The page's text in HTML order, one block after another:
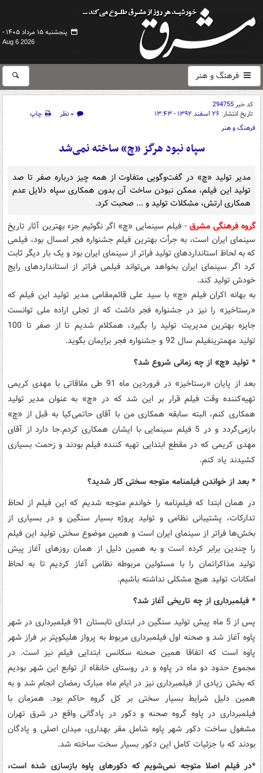
پنجشنبه ۱۵ مرداد ۱۴۰۵ -
Aug 6 2026
فرهنگ و هنر
کد خبر294755
تاریخ انتشار: ۲۶ اسفند ۱۳۹۲ - ۱۳:۴۳ ۰ نظر
چاپ
فرهنگ و هنر
سپاه نبود هرگز «چ» ساخته نمی‌شد
مدیر تولید «چ» در گفت‌وگویی متفاوت از همه چیز درباره صفر تا صد
تولید این فیلم، ممکن نبودن ساخت آن بدون همکاری سپاه دلایل عدم
همکاری ارتش، مشکلات تولید و ... صحبت کرد.
گروه فرهنگی مشرق - فیلم سینمایی‌ «چ» اگر نگوئیم جزء بهترین آثار تاریخ
سینمای ایران است، به جرأت بهترین فیلم جشنواره فجر امسال بود، فیلمی
که به لحاظ استانداردهای تولید فراتر از سینمای ایران بود و یک بار دیگر ثابت
کرد اگر سینمای ایران بخواهد می‌تواند فیلمی فراتر از استانداردهای رایج
خودش تولید کند.
به بهانه اکران فیلم «چ» با سید علی قائم‌مقامی مدیر تولید این فیلم که
«رستاخیز» را نیز در جشنواره فجر داشت که از تجلی اراده ملی توانست
جایزه بهترین مدیریت تولید را بگیرد، همکلام شدیم تا از صفر تا 100
تولید مهمترینفیلم سال 92 و جشنواره فجر برایمان بگوید.
* تولید «چ» از چه زمانی شروع شد؟
بعد از پایان «رستاخیز» در فروردین ماه 91 طی ملاقاتی با مهدی کریمی
تهیه‌کننده وقت فیلم قرار بر این شد که در «چ» به عنوان مدیر تولید
همکاری کنم، البته سابقه همکاری من با آقای حاتمی‌کیا به قبل از «چ»
بازمی‌گردد و در 5 فیلم سینمایی با ایشان همکاری کردم.جا دارد از آقای
مهدی کریمی که در مقطع ابتدایی تهیه کننده فیلم بودند و زحمت بسیاری
کشیدند یاد کنم.
* بعد از خواندن فیلمنامه متوجه سختی کار شدید؟
در همان ابتدا که فیلم‌نامه را خواندم متوجه شدیم که این فیلم از لحاظ
تدارکات، پشتیبانی نظامی و تولید پروژه بسیار سنگین و در بسیاری از
بخش‌ها فراتر از سینمای ایران است و همین موضوع سختی تولید این فیلم
را چندین برابر کرده است و به همین دلیل از همان روزهای آغاز پیش
تولید مذاکراتمان را با مسئولین مربوطه نظامی آغاز کردیم تا به لحاظ
امکانات تولید هیچ مشکلی نداشته باشیم.
* فیلمبرداری از چه تاریخی آغاز شد؟
پس از 5 ماه پیش تولید سنگین در ابتدای تابستان 91 فیلمبرداری در شهر
پاوه آغاز شد و صحنه اول فیلمبرداری مربوط به پرواز هلیکوپتر بر فراز شهر
پاوه است که اتفاقا همین صحنه سکانس ابتدایی فیلم نیز است. در
مجموع حدود دو ماه در پاوه و در روستای خانقاه از توابع این شهر بودیم
که بخش زیادی از فیلمبرداری نیز در ایام ماه مبارک رمضان انجام شد و به
همین دلیل شرایط بسیار سختی بر کل گروه حاکم بود. همزمان با
فیلمبرداری در پاوه گروه صحنه و دکور در پادگانی واقع در شرق تهران
مشغول ساخت دکور شهر پاوه شامل مقر بهداری، میدان اصلی و پادگان
بودند که با جزئیات کامل این دکور بسیار سخت ساخته شد.
*در فیلم اصلا متوجه نمی‌شویم که دکورهای پاوه بازسازی شده است،